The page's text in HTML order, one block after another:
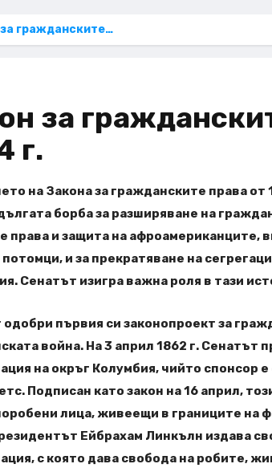
гражданските…
за
г.
на Закона за гражданските права
борба за разширяване на
права и защита на афроамериканците,
и за прекратяване на
Сенатът изигра важна роля в тази
първия си законопроект за
война. На 3 април 1862 г. Сенатът
на окръг Колумбия, чийто спонсор
Подписан като закон на 16 април,
лица, живеещи в границите на
Ейбрахам Линкълн издава
с която дава свобода на робите,